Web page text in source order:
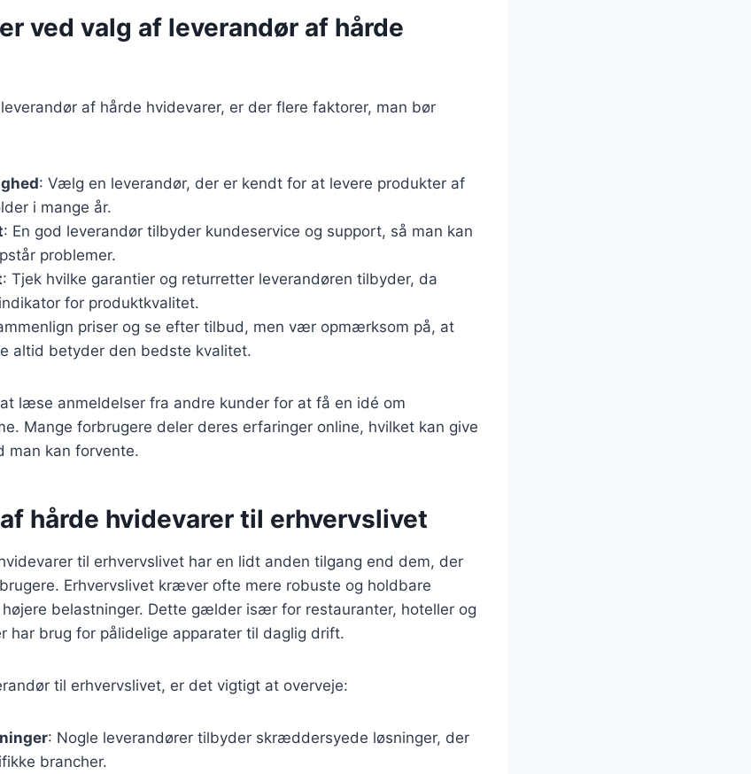
ved valg af leverandør af hårde
af hårde hvidevarer, er der flere faktorer, man bør
: Vælg en leverandør, der er kendt for at levere produkter af
i mange år.
: En god leverandør tilbyder kundeservice og support, så man kan
problemer.
: Tjek hvilke garantier og returretter leverandøren tilbyder, da
for produktkvalitet.
priser og se efter tilbud, men vær opmærksom på, at
altid betyder den bedste kvalitet.
læse anmeldelser fra andre kunder for at få en idé om
Mange forbrugere deler deres erfaringer online, hvilket kan give
kan forvente.
hårde hvidevarer til erhvervslivet
til erhvervslivet har en lidt anden tilgang end dem, der
Erhvervslivet kræver ofte mere robuste og holdbare
højere belastninger. Dette gælder især for restauranter, hoteller og
har brug for pålidelige apparater til daglig drift.
til erhvervslivet, er det vigtigt at overveje:
: Nogle leverandører tilbyder skræddersyede løsninger, der
brancher.